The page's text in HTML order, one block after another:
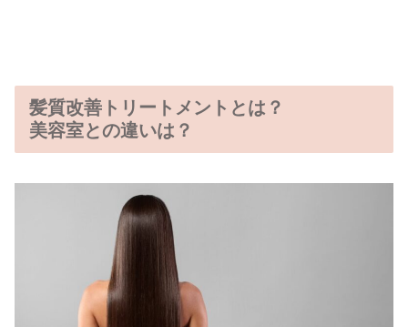
髪質改善トリートメントとは？
美容室との違いは？